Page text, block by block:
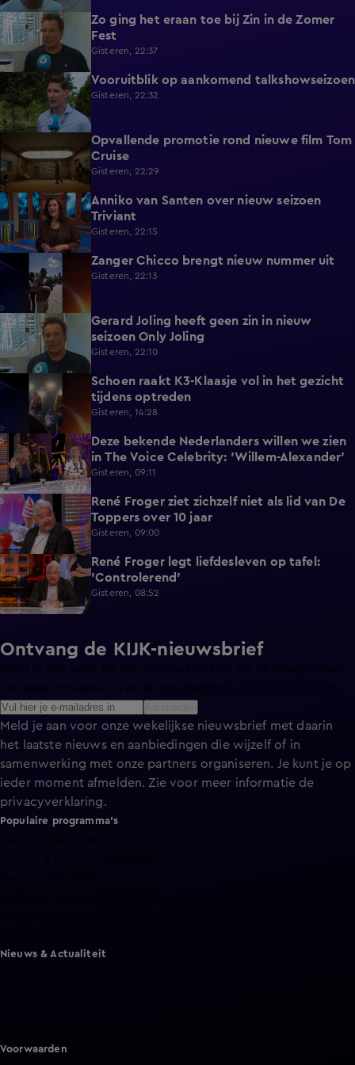
1:39
Zo ging het eraan toe bij Zin in de Zomer
Fest
Gisteren, 22:37
1:46 Vooruitblik op aankomend talkshowseizoen
Gisteren, 22:32
Opvallende promotie rond nieuwe film Tom
Cruise
Gisteren, 22:29
1:07
Anniko van Santen over nieuw seizoen
Triviant
Gisteren, 22:15
0:22 Zanger Chicco brengt nieuw nummer uit
Gisteren, 22:13
0:43
Gerard Joling heeft geen zin in nieuw
seizoen Only Joling
Gisteren, 22:10
0:30
Schoen raakt K3-Klaasje vol in het gezicht
tijdens optreden
Gisteren, 14:28
4:06
Deze bekende Nederlanders willen we zien
in The Voice Celebrity: 'Willem-Alexander'
Gisteren, 09:11
3:01
René Froger ziet zichzelf niet als lid van De
Toppers over 10 jaar
Gisteren, 09:00
6:43
René Froger legt liefdesleven op tafel:
'Controlerend'
Gisteren, 08:52
Ontvang de KIJK-nieuwsbrief
Meld je aan voor de nieuwsbrief en blijf op de hoogte van
Meld je aan voor onze wekelijkse nieuwsbrief met daarin
het laatste nieuws en aanbiedingen die wijzelf of in
samenwerking met onze partners organiseren. Je kunt je op
ieder moment afmelden. Zie voor meer informatie de
privacyverklaring.
Populaire programma's
Nieuws & Actualiteit
Voorwaarden